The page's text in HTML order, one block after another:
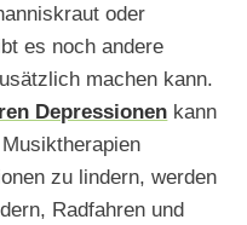
oder
es noch andere
machen kann.
Depressionen kann
zu lindern, werden
Radfahren und